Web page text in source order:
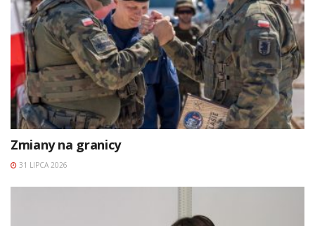
Zmiany na granicy
31 LIPCA 2026